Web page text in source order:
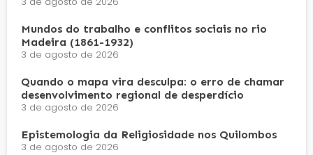
Mundos do trabalho e conflitos sociais no rio
Madeira (1861-1932)
3 de agosto de 2026
Quando o mapa vira desculpa: o erro de chamar
desenvolvimento regional de desperdício
3 de agosto de 2026
Epistemologia da Religiosidade nos Quilombos
3 de agosto de 2026